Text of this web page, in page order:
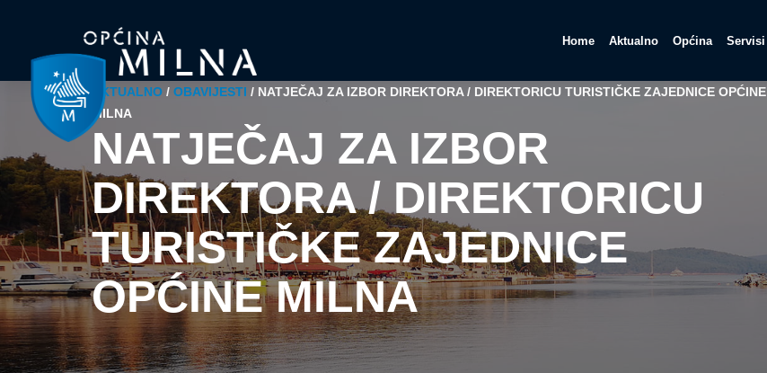
Home Aktualno Općina Servisi
AKTUALNO / OBAVIJESTI / NATJEČAJ ZA IZBOR DIREKTORA / DIREKTORICU TURISTIČKE ZAJEDNICE OPĆINE
MILNA
NATJEČAJ ZA IZBOR
DIREKTORA / DIREKTORICU
TURISTIČKE ZAJEDNICE
OPĆINE MILNA